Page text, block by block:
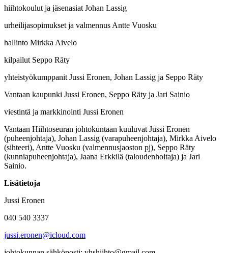
hiihtokoulut ja jäsenasiat Johan Lassig
urheilijasopimukset ja valmennus Antte Vuosku
hallinto Mirkka Aivelo
kilpailut Seppo Räty
yhteistyökumppanit Jussi Eronen, Johan Lassig ja Seppo Räty
Vantaan kaupunki Jussi Eronen, Seppo Räty ja Jari Sainio
viestintä ja markkinointi Jussi Eronen
Vantaan Hiihtoseuran johtokuntaan kuuluvat Jussi Eronen
(puheenjohtaja), Johan Lassig (varapuheenjohtaja), Mirkka Aivelo
(sihteeri), Antte Vuosku (valmennusjaoston pj), Seppo Räty
(kunniapuheenjohtaja), Jaana Erkkilä (taloudenhoitaja) ja Jari
Sainio.
Lisätietoja
Jussi Eronen
040 540 3337
jussi.eronen@icloud.com